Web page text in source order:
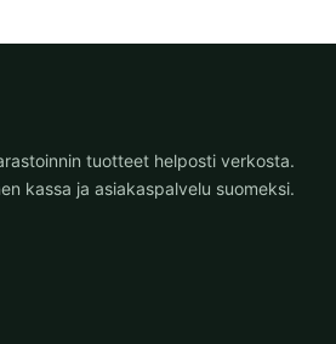
tuotteet helposti verkosta.
kassa ja asiakaspalvelu suomeksi.